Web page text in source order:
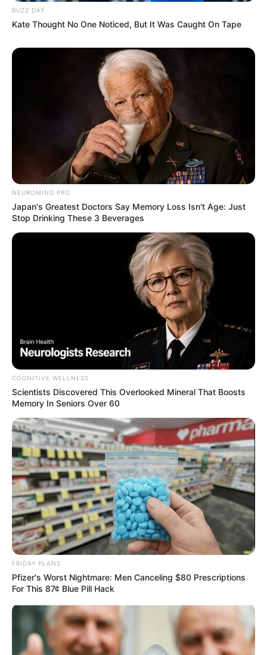
BUZZ DAY
Kate Thought No One Noticed, But It Was Caught On Tape
NEUROMIND PRO
Japan's Greatest Doctors Say Memory Loss Isn't Age: Just
Stop Drinking These 3 Beverages
COGNITIVE WELLNESS
Scientists Discovered This Overlooked Mineral That Boosts
Memory In Seniors Over 60
FRIDAY PLANS
Pfizer's Worst Nightmare: Men Canceling $80 Prescriptions
For This 87¢ Blue Pill Hack